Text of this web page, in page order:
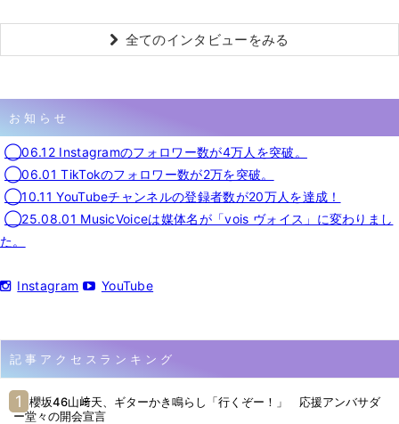
全てのインタビューをみる
お知らせ
◯06.12 Instagramのフォロワー数が4万人を突破。
◯06.01 TikTokのフォロワー数が2万を突破。
◯10.11 YouTubeチャンネルの登録者数が20万人を達成！
◯25.08.01 MusicVoiceは媒体名が「vois ヴォイス」に変わりまし
た。
Instagram YouTube
記事アクセスランキング
櫻坂46山﨑天、ギターかき鳴らし「行くぞー！」 応援アンバサダ
ー堂々の開会宣言